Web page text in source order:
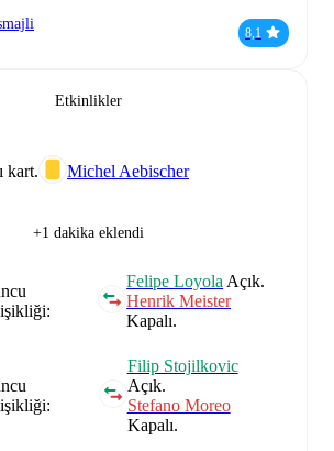
8,1
Etkinlikler
kart. Michel Aebischer
+1 dakika eklendi
Felipe Loyola Açık.
Henrik Meister
Kapalı.
Filip Stojilkovic
Açık.
Stefano Moreo
Kapalı.